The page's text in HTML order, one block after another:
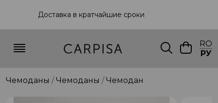
Доставка в кратчайшие сроки
RO
РУ
Чемоданы Чемоданы Чемодан